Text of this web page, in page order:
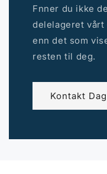
Fnner du ikke
delelageret vårt
enn det som
resten til deg.
Kontakt